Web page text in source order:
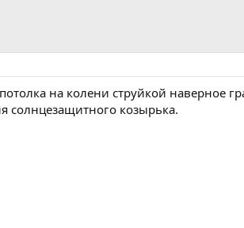
на колени струйкой наверное
солнцезащитного козырька.